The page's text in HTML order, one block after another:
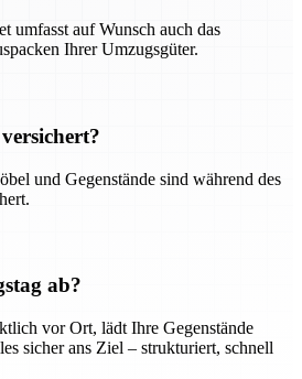
umfasst auf Wunsch auch das
Ihrer Umzugsgüter.
und Gegenstände sind während des
ab?
vor Ort, lädt Ihre Gegenstände
sicher ans Ziel – strukturiert, schnell